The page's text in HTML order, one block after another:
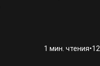
1 мин. чтения•